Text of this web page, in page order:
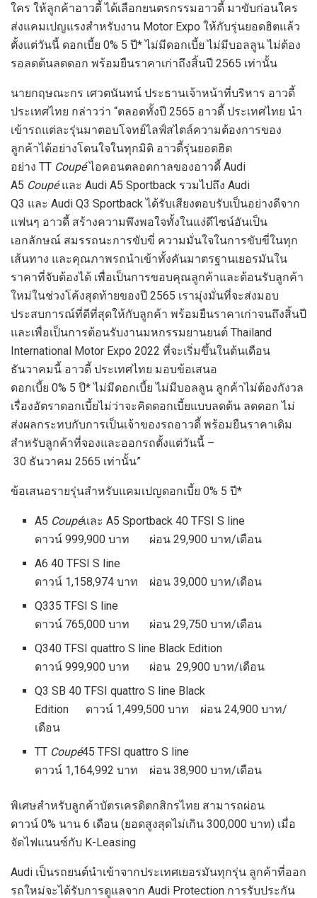
ใคร ให้ลูกค้าอาวดี้ ได้เลือกยนตรกรรมอาวดี้ มาขับก่อนใคร
ส่งแคมเปญแรงสำหรับงาน Motor Expo ให้กับรุ่นยอดฮิตแล้ว
ตั้งแต่วันนี้ ดอกเบี้ย 0% 5 ปี* ไม่มีดอกเบี้ย ไม่มีบอลลูน ไม่ต้อง
รอลดต้นลดดอก พร้อมยืนราคาเก่าถึงสิ้นปี 2565 เท่านั้น
นายกฤษณะกร เศวตนันทน์ ประธานเจ้าหน้าที่บริหาร อาวดี้
ประเทศไทย กล่าวว่า “ตลอดทั้งปี 2565 อาวดี้ ประเทศไทย นำ
เข้ารถแต่ละรุ่นมาตอบโจทย์ไลฟ์สไตล์ความต้องการของ
ลูกค้าได้อย่างโดนใจในทุกมิติ อาวดี้รุ่นยอดฮิต
อย่าง TT Coupéไอคอนตลอดกาลของอาวดี้ Audi
A5 Coupéและ Audi A5 Sportback รวมไปถึง Audi
Q3 และ Audi Q3 Sportback ได้รับเสียงตอบรับเป็นอย่างดีจาก
แฟนๆ อาวดี้ สร้างความพึงพอใจทั้งในแง่ดีไซน์อันเป็น
เอกลักษณ์ สมรรถนะการขับขี่ ความมั่นใจในการขับขี่ในทุก
เส้นทาง และคุณภาพรถนำเข้าทั้งคันมาตรฐานเยอรมันใน
ราคาที่จับต้องได้ เพื่อเป็นการขอบคุณลูกค้าและต้อนรับลูกค้า
ใหม่ในช่วงโค้งสุดท้ายของปี 2565 เรามุ่งมั่นที่จะส่งมอบ
ประสบการณ์ที่ดีที่สุดให้กับลูกค้า พร้อมยืนราคาเก่าจนถึงสิ้นปี
และเพื่อเป็นการต้อนรับงานมหกรรมยานยนต์ Thailand
International Motor Expo 2022 ที่จะเริ่มขึ้นในต้นเดือน
ธันวาคมนี้ อาวดี้ ประเทศไทย มอบข้อเสนอ
ดอกเบี้ย 0% 5 ปี* ไม่มีดอกเบี้ย ไม่มีบอลลูน ลูกค้าไม่ต้องกังวล
เรื่องอัตราดอกเบี้ยไม่ว่าจะคิดดอกเบี้ยแบบลดต้น ลดดอก ไม่
ส่งผลกระทบกับการเป็นเจ้าของรถอาวดี้ พร้อมยืนราคาเดิม
สำหรับลูกค้าที่จองและออกรถตั้งแต่วันนี้ –
30 ธันวาคม 2565 เท่านั้น”
ข้อเสนอรายรุ่นสำหรับแคมเปญดอกเบี้ย 0% 5 ปี*
A5 Coupéและ A5 Sportback 40 TFSI S line
ดาวน์ 999,900 บาท ผ่อน 29,900 บาท/เดือน
A6 40 TFSI S line
ดาวน์ 1,158,974 บาท ผ่อน 39,000 บาท/เดือน
Q335 TFSI S line
ดาวน์ 765,000 บาท ผ่อน 29,750 บาท/เดือน
Q340 TFSI quattro S line Black Edition
ดาวน์ 999,900 บาท ผ่อน 29,900 บาท/เดือน
Q3 SB 40 TFSI quattro S line Black
Edition ดาวน์ 1,499,500 บาท ผ่อน 24,900 บาท/
เดือน
TT Coupé45 TFSI quattro S line
ดาวน์ 1,164,992 บาท ผ่อน 38,900 บาท/เดือน
พิเศษสำหรับลูกค้าบัตรเครดิตกสิกรไทย สามารถผ่อน
ดาวน์ 0% นาน 6 เดือน (ยอดสูงสุดไม่เกิน 300,000 บาท) เมื่อ
จัดไฟแนนซ์กับ K-Leasing
Audi เป็นรถยนต์นำเข้าจากประเทศเยอรมันทุกรุ่น ลูกค้าที่ออก
รถใหม่จะได้รับการดูแลจาก Audi Protection การรับประกัน